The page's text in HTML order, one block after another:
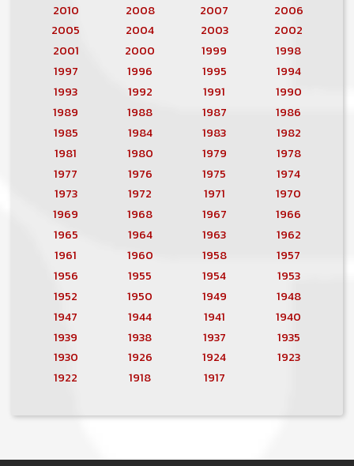
2010
2008 2007
2006
2005
2004 2003
2002
2001
2000 1999
1998
1997
1996 1995
1994
1993
1992 1991
1990
1989
1988 1987
1986
1985
1984 1983
1982
1981
1980 1979
1978
1977
1976 1975
1974
1973
1972 1971
1970
1969
1968 1967
1966
1965
1964 1963
1962
1961
1960 1958
1957
1956
1955 1954
1953
1952
1950 1949
1948
1947
1944 1941
1940
1939
1938 1937
1935
1930
1926 1924
1923
1922
1918 1917